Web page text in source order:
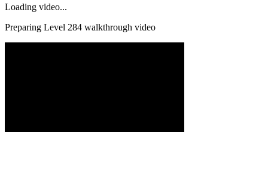
Loading video...
Preparing Level 284 walkthrough video